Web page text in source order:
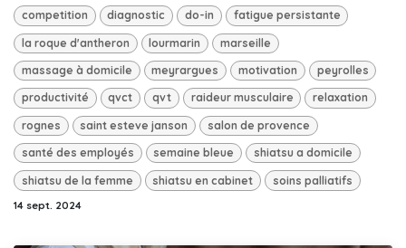
competition diagnostic do-in fatigue persistante
la roque d'antheron lourmarin marseille
massage à domicile meyrargues motivation peyrolles
productivité qvct qvt raideur musculaire relaxation
rognes saint esteve janson salon de provence
santé des employés semaine bleue shiatsu a domicile
shiatsu de la femme shiatsu en cabinet soins palliatifs
14 sept. 2024